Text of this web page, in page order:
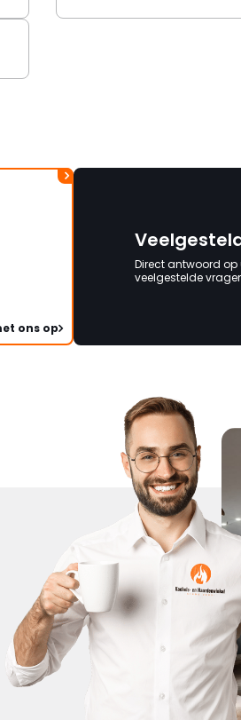
ons op
Direct antwoord op
veelgestelde